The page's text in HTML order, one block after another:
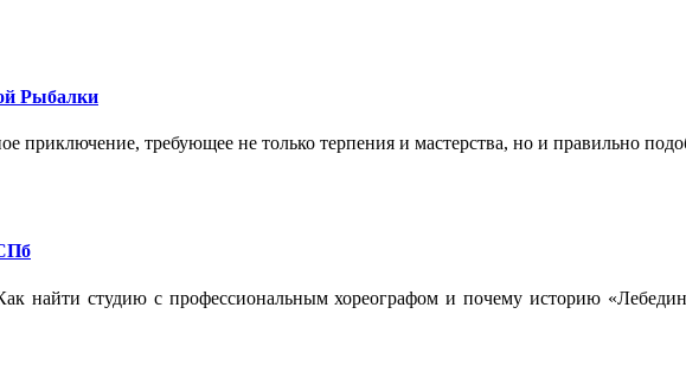
Рыбалки
приключение, требующее не только терпения и мастерства, но и правильно
найти студию с профессиональным хореографом и почему историю